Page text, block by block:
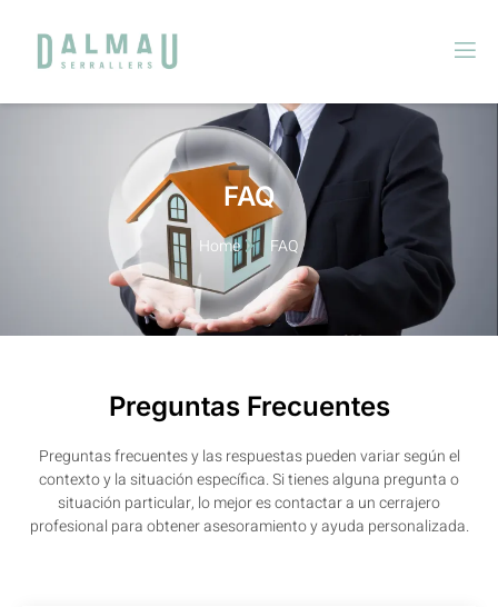
FAQ
Home FAQ
Preguntas Frecuentes
Preguntas frecuentes y las respuestas pueden variar según el
contexto y la situación específica. Si tienes alguna pregunta o
situación particular, lo mejor es contactar a un cerrajero
profesional para obtener asesoramiento y ayuda personalizada.